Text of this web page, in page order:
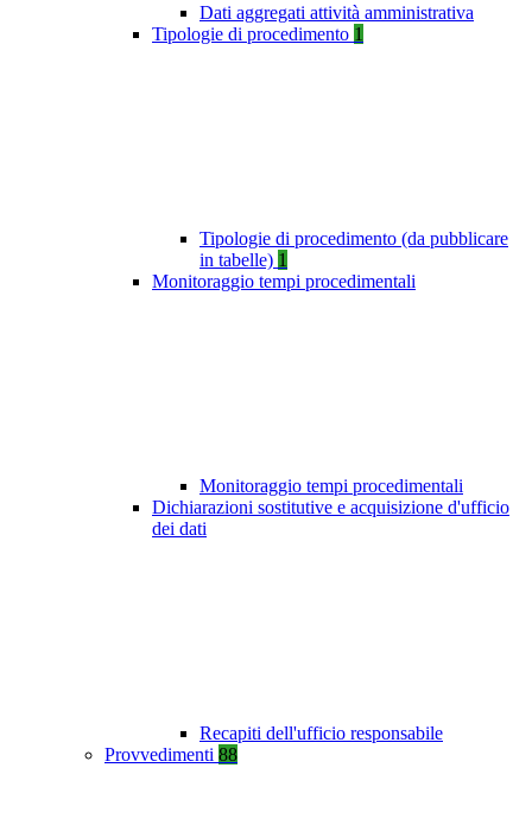
Dati aggregati attività amministrativa
Tipologie di procedimento 1
Tipologie di procedimento (da pubblicare
in tabelle) 1
Monitoraggio tempi procedimentali
Monitoraggio tempi procedimentali
Dichiarazioni sostitutive e acquisizione d'ufficio
dei dati
Recapiti dell'ufficio responsabile
Provvedimenti 88